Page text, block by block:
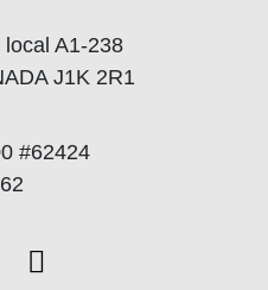
local A1-238
J1K 2R1
#62424